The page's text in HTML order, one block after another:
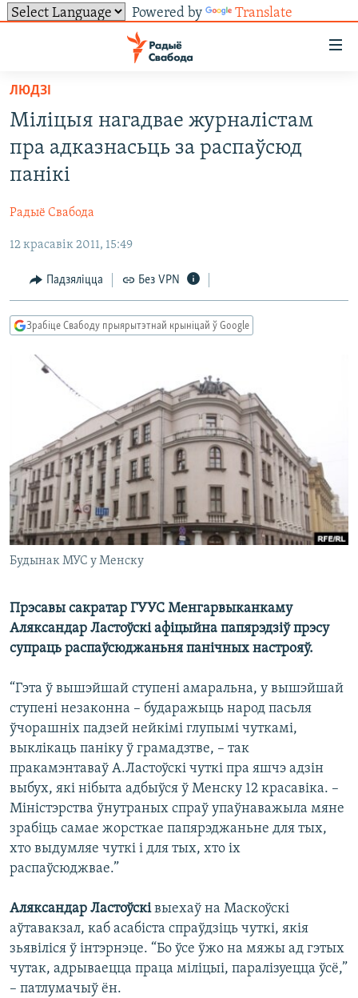
Powered by Translate
ўнівэрсальнага
доступу
Перайсьці
да
галоўнага
зьместу
да
навігацыі
Перайсьці
пошуку
ВІДЭА І ФОТА
ПАЛІТЫКА
ЭКАНОМІКА
ВАЙНА
ПАЛІТВЯЗЬНІ
КУЛЬТУРА
КАЛЯНДАР
ТОЛЬКІ НА СВАБОДЗЕ
ТЭСТЫ
ГІСТОРЫЯ НА СВАБОДЗЕ
ПАДКАСТЫ
КНІГІ
PREMIUM
МОВА
НА ХВАЛЯХ СВАБОДЫ
СУВЯЗЬ
ПАДЗЯЛІЦЦА ІНФАРМАЦЫЯЙ
RSS
ПАДКАСТЫ
FACEBOOK
ЛЮДЗІ
Міліцыя нагадвае журналістам
пра адказнасьць за распаўсюд
панікі
Радыё Свабода
12 красавік 2011, 15:49
Падзяліцца Без VPN
Зрабіце Свабоду прыярытэтнай крыніцай ў Google
Будынак МУС у Менску
Прэсавы сакратар ГУУС Менгарвыканкаму
Аляксандар Ластоўскі афіцыйна папярэдзіў прэсу
супраць распаўсюджаньня панічных настрояў.
“Гэта ў вышэйшай ступені амаральна, у вышэйшай
ступені незаконна – бударажыць народ пасьля
ўчорашніх падзей нейкімі глупымі чуткамі,
выклікаць паніку ў грамадзтве, – так
пракамэнтаваў А.Ластоўскі чуткі пра яшчэ адзін
выбух, які нібыта адбыўся ў Менску 12 красавіка. –
Міністэрства ўнутраных спраў упаўнаважыла мяне
зрабіць самае жорсткае папярэджаньне для тых,
хто выдумляе чуткі і для тых, хто іх
распаўсюджвае.”
Аляксандар Ластоўсківыехаў на Маскоўскі
аўтавакзал, каб асабіста спраўдзіць чуткі, якія
зьявіліся ў інтэрнэце. “Бо ўсе ўжо на мяжы ад гэтых
чутак, адрываецца праца міліцыі, паралізуецца ўсё,”
– патлумачыў ён.